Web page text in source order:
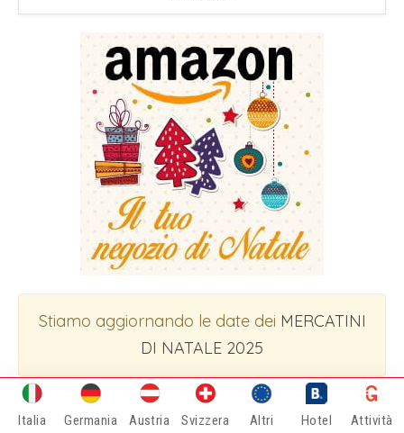
Stiamo aggiornando le date dei MERCATINI
DI NATALE 2025
VIVI I MIGLIORI MERCATINI
Italia Germania Austria Svizzera Altri Hotel Attività